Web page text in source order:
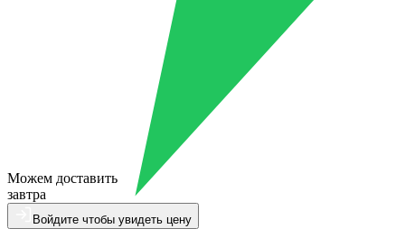
Можем доставить
завтра
Войдите чтобы увидеть цену